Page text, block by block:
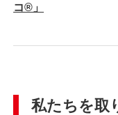
コ®」
私たちを取